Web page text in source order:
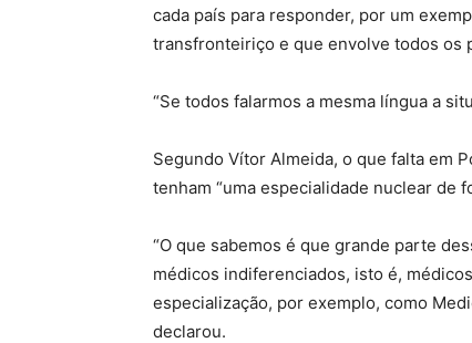
cada país para responder, por um
transfronteiriço e que envolve todos os
“Se todos falarmos a mesma língua a
Segundo Vítor Almeida, o que falta em
tenham “uma especialidade nuclear de
“O que sabemos é que grande parte
médicos indiferenciados, isto é,
especialização, por exemplo, como
declarou.